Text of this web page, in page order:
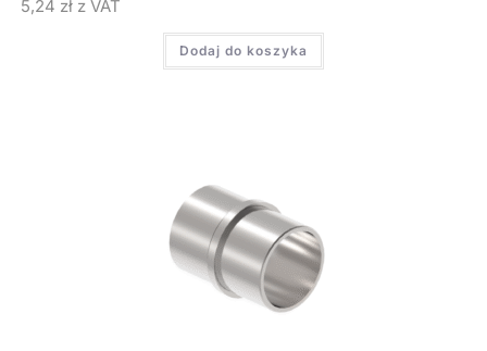
5,24 złz VAT
Dodaj do koszyka